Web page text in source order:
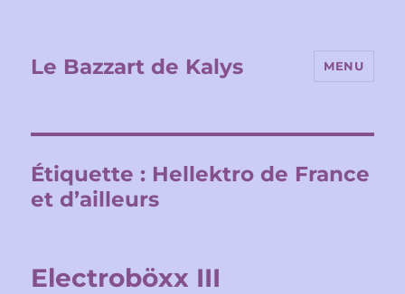
Le Bazzart de Kalys MENU
Étiquette : Hellektro de France
et d’ailleurs
Electroböxx III